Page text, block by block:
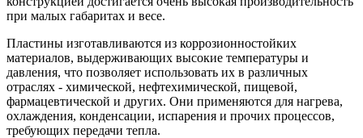
при малых габаритах и весе.
Пластины изготавливаются из коррозионностойких
материалов, выдерживающих высокие температуры и
давления, что позволяет использовать их в различных
отраслях - химической, нефтехимической, пищевой,
фармацевтической и других. Они применяются для нагрева,
охлаждения, конденсации, испарения и прочих процессов,
требующих передачи тепла.